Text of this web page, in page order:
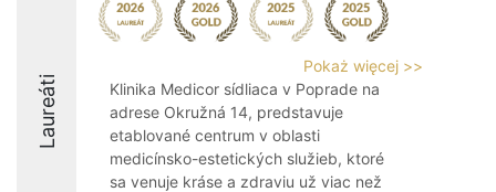
Laureáti
Pokaż więcej >>
Klinika Medicor sídliaca v Poprade na
adrese Okružná 14, predstavuje
etablované centrum v oblasti
medicínsko-estetických služieb, ktoré
sa venuje kráse a zdraviu už viac než